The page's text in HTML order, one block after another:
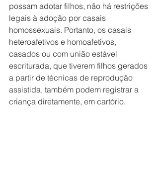
possam adotar filhos, não há restrições
legais à adoção por casais
homossexuais. Portanto, os casais
heteroafetivos e homoafetivos,
casados ou com união estável
escriturada, que tiverem filhos gerados
a partir de técnicas de reprodução
assistida, também podem registrar a
criança diretamente, em cartório.